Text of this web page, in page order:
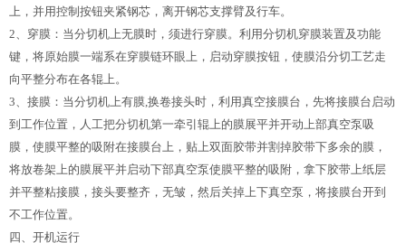
上，并用控制按钮夹紧钢芯，离开钢芯支撑臂及行车。
2、穿膜：当分切机上无膜时，须进行穿膜。利用分切机穿膜装置及功能
键，将原始膜一端系在穿膜链环眼上，启动穿膜按钮，使膜沿分切工艺走
向平整分布在各辊上。
3、接膜：当分切机上有膜,换卷接头时，利用真空接膜台，先将接膜台启动
到工作位置，人工把分切机第一牵引辊上的膜展平并开动上部真空泵吸
膜，使膜平整的吸附在接膜台上，贴上双面胶带并割掉胶带下多余的膜，
将放卷架上的膜展平并启动下部真空泵使膜平整的吸附，拿下胶带上纸层
并平整粘接膜，接头要整齐，无皱，然后关掉上下真空泵，将接膜台开到
不工作位置。
四、开机运行